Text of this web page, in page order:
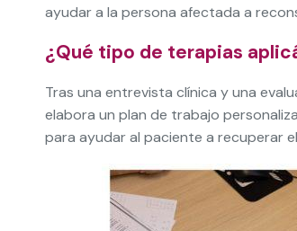
ayudar a la persona afectada a
¿Qué tipo de terapias
Tras una entrevista clínica y una
elabora un plan de trabajo
para ayudar al paciente a recuperar